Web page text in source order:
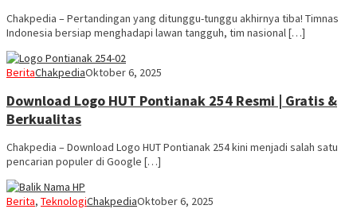
Chakpedia – Pertandingan yang ditunggu-tunggu akhirnya tiba! Timnas
Indonesia bersiap menghadapi lawan tangguh, tim nasional […]
BeritaChakpediaOktober 6, 2025
Download Logo HUT Pontianak 254 Resmi | Gratis &
Berkualitas
Chakpedia – Download Logo HUT Pontianak 254 kini menjadi salah satu
pencarian populer di Google […]
Berita, TeknologiChakpediaOktober 6, 2025